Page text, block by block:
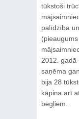
tūkstoši
palīdzība
2012. gadā
saņēma
bija 28
kāpina arī
bēgļiem.